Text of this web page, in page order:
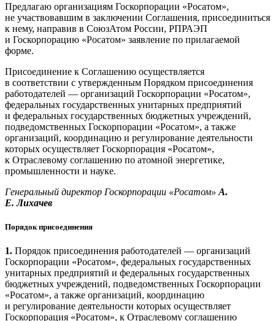
Предлагаю организациям Госкорпорации «Росатом»,
не участвовавшим в заключении Соглашения, присоединиться
к нему, направив в СоюзАтом России, РПРАЭП
и Госкорпорацию «Росатом» заявление по прилагаемой
форме.
Присоединение к Соглашению осуществляется
в соответствии с утвержденным Порядком присоединения
работодателей — ​организаций Госкорпорации «Росатом»,
федеральных государственных унитарных предприятий
и федеральных государственных бюджетных учреждений,
подведомственных Госкорпорации «Росатом», а также
организаций, координацию и регулирование деятельности
которых осуществляет Госкорпорация «Росатом»,
к Отраслевому соглашению по атомной энергетике,
промышленности и науке.
Генеральный директор Госкорпорации «Росатом» А.
Е. Лихачев
Порядок присоединения
1. Порядок присоединения работодателей — ​организаций
Госкорпорации «Росатом», федеральных государственных
унитарных предприятий и федеральных государственных
бюджетных учреждений, подведомственных Госкорпорации
«Росатом», а также организаций, координацию
и регулирование деятельности которых осуществляет
Госкорпорация «Росатом», к Отраслевому соглашению